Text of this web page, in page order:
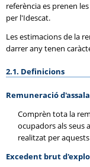
referència es prenen
per l'Idescat.
Les estimacions de la
darrer any tenen
2.1. Definicions
Remuneració
Comprèn tota la
ocupadors als seus
realitzat per
Excedent brut